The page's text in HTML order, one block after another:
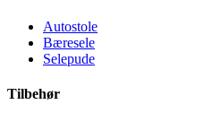
Autostole
Bæresele
Selepude
Tilbehør